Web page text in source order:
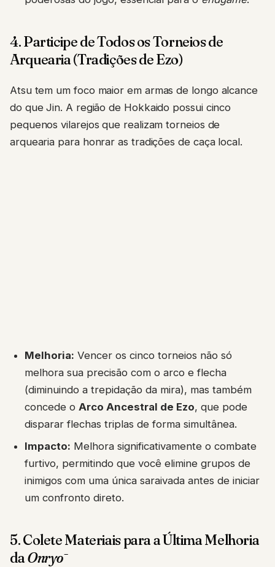
4. Participe de Todos os Torneios de
Arquearia (Tradições de Ezo)
Atsu tem um foco maior em armas de longo alcance
do que Jin. A região de Hokkaido possui cinco
pequenos vilarejos que realizam torneios de
arquearia para honrar as tradições de caça local.
Melhoria: Vencer os cinco torneios não só
melhora sua precisão com o arco e flecha
(diminuindo a trepidação da mira), mas também
concede o Arco Ancestral de Ezo, que pode
disparar flechas triplas de forma simultânea.
Impacto: Melhora significativamente o combate
furtivo, permitindo que você elimine grupos de
inimigos com uma única saraivada antes de iniciar
um confronto direto.
5. Colete Materiais para a Última Melhoria
daOnryō